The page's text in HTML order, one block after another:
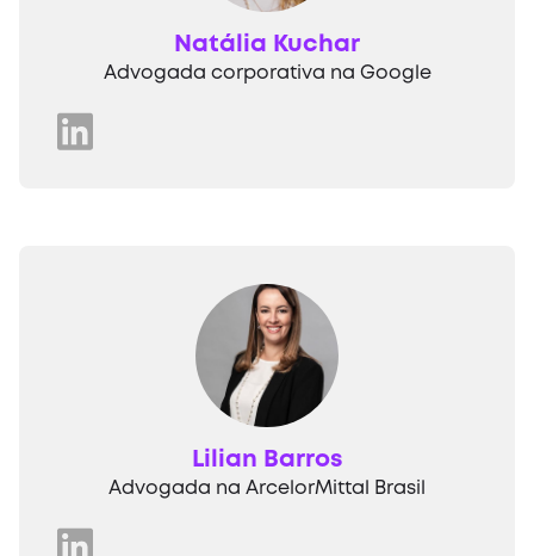
Natália Kuchar
Advogada corporativa na Google
Lilian Barros
Advogada na ArcelorMittal Brasil